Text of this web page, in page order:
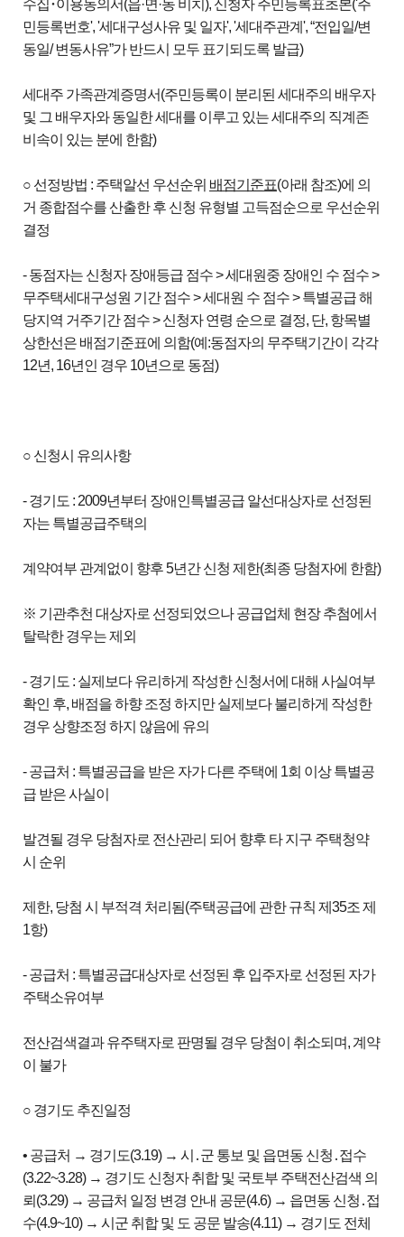
수집･이용동의서(읍·면·동 비치), 신청자 주민등록표초본('주
민등록번호', '세대구성사유 및 일자', '세대주관계', “전입일/변
동일/ 변동사유”가 반드시 모두 표기되도록 발급)
세대주 가족관계증명서(주민등록이 분리된 세대주의 배우자
및 그 배우자와 동일한 세대를 이루고 있는 세대주의 직계존
비속이 있는 분에 한함)
○ 선정방법 : 주택알선 우선순위 배점기준표(아래 참조)에 의
거 종합점수를 산출한 후 신청 유형별 고득점순으로 우선순위
결정
- 동점자는 신청자 장애등급 점수 > 세대원중 장애인 수 점수 >
무주택세대구성원 기간 점수 > 세대원 수 점수 > 특별공급 해
당지역 거주기간 점수 > 신청자 연령 순으로 결정, 단, 항목별
상한선은 배점기준표에 의함(예:동점자의 무주택기간이 각각
12년, 16년인 경우 10년으로 동점)
○ 신청시 유의사항
- 경기도 : 2009년부터 장애인특별공급 알선대상자로 선정된
자는 특별공급주택의
계약여부 관계없이 향후 5년간 신청 제한(최종 당첨자에 한함)
※ 기관추천 대상자로 선정되었으나 공급업체 현장 추첨에서
탈락한 경우는 제외
- 경기도 : 실제보다 유리하게 작성한 신청서에 대해 사실여부
확인 후, 배점을 하향 조정 하지만 실제보다 불리하게 작성한
경우 상향조정 하지 않음에 유의
- 공급처 : 특별공급을 받은 자가 다른 주택에 1회 이상 특별공
급 받은 사실이
발견될 경우 당첨자로 전산관리 되어 향후 타 지구 주택청약
시 순위
제한, 당첨 시 부적격 처리됨(주택공급에 관한 규칙 제35조 제
1항)
- 공급처 : 특별공급대상자로 선정된 후 입주자로 선정된 자가
주택소유여부
전산검색결과 유주택자로 판명될 경우 당첨이 취소되며, 계약
이 불가
○ 경기도 추진일정
• 공급처 → 경기도(3.19) → 시․군 통보 및 읍면동 신청․접수
(3.22~3.28) → 경기도 신청자 취합 및 국토부 주택전산검색 의
뢰(3.29) → 공급처 일정 변경 안내 공문(4.6) → 읍면동 신청․접
수(4.9~10) → 시군 취합 및 도 공문 발송(4.11) → 경기도 전체